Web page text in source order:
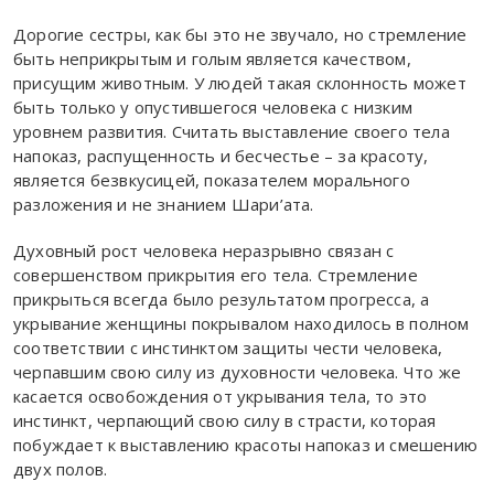
Дорогие сестры, как бы это не звучало, но стремление
быть неприкрытым и голым является качеством,
присущим животным. У людей такая склонность может
быть только у опустившегося человека с низким
уровнем развития. Считать выставление своего тела
напоказ, распущенность и бесчестье – за красоту,
является безвкусицей, показате­лем морального
разложения и не знанием Шари’ата.
Духовный рост человека неразрывно связан с
совершенством прикрытия его тела. Стремление
прикрыться всегда было результатом прогресса, а
укрывание женщины покрывалом находилось в полном
соответствии с инстинктом защиты чести человека,
черпавшим свою силу из духовности человека. Что же
касается освобождения от укрывания тела, то это
инстинкт, чер­пающий свою силу в страсти, которая
побуждает к выставлению кра­соты напоказ и смешению
двух полов.